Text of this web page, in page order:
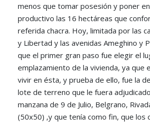
menos que tomar posesión y poner
productivo las 16 hectáreas que
referida chacra. Hoy, limitada por las
y Libertad y las avenidas Ameghino y
que el primer gran paso fue elegir el
emplazamiento de la vivienda, ya que
vivir en ésta, y prueba de ello, fue la
lote de terreno que le fuera
manzana de 9 de Julio, Belgrano,
(50x50) ,y que tenía como fin, que los